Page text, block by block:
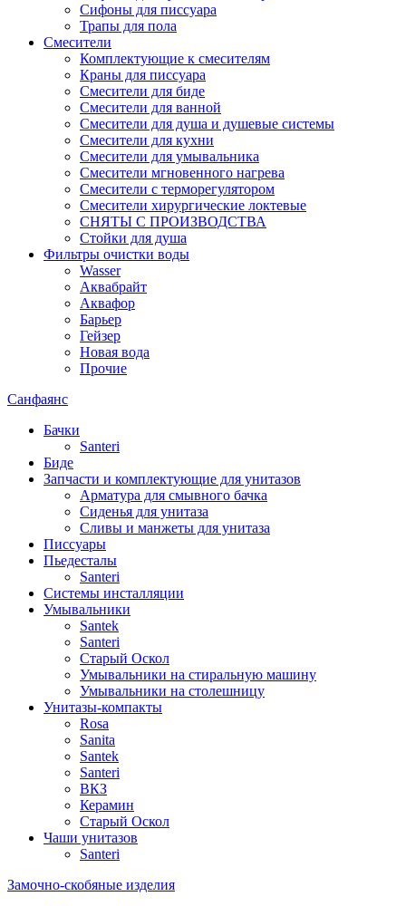
Сифоны для писсуара
Трапы для пола
Смесители
Комплектующие к смесителям
Краны для писсуара
Смесители для биде
Смесители для ванной
Смесители для душа и душевые системы
Смесители для кухни
Смесители для умывальника
Смесители мгновенного нагрева
Смесители с терморегулятором
Смесители хирургические локтевые
СНЯТЫ С ПРОИЗВОДСТВА
Стойки для душа
Фильтры очистки воды
Wasser
Аквабрайт
Аквафор
Барьер
Гейзер
Новая вода
Прочие
Санфаянс
Бачки
Santeri
Биде
Запчасти и комплектующие для унитазов
Арматура для смывного бачка
Сиденья для унитаза
Сливы и манжеты для унитаза
Писсуары
Пьедесталы
Santeri
Системы инсталляции
Умывальники
Santek
Santeri
Старый Оскол
Умывальники на стиральную машину
Умывальники на столешницу
Унитазы-компакты
Rosa
Sanita
Santek
Santeri
ВКЗ
Керамин
Старый Оскол
Чаши унитазов
Santeri
Замочно-скобяные изделия